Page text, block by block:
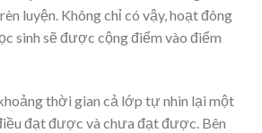
luyện. Không chỉ có vậy, hoạt đông
sinh sẽ được cộng điểm vào điểm
thời gian cả lớp tự nhìn lại một
đạt được và chưa đạt được. Bên